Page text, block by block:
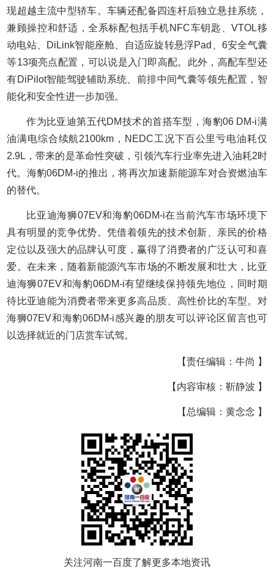
现超越主流中型轿车。车辆还配备四连杆后独立悬挂系统，
兼顾操控和舒适，全系标配包括手机NFC车钥匙、VTOL移
动电站、DiLink智能座舱、自适应旋转悬浮Pad、6安全气囊
等13项亮点配置，可以说是入门即高配。此外，高配车型还
有DiPilot智能驾驶辅助系统、前排中间气囊等领先配置，智
能化和安全性进一步加强。
作为比亚迪第五代DM技术的首搭车型，海豹06 DM-i满
油满电综合续航2100km，NEDC工况下百公里亏电油耗仅
2.9L，带来的是革命性突破，引领汽车行业率先进入油耗2时
代。海豹06DM-i的推出，将再次加速新能源车对合资燃油车
的替代。
比亚迪海狮07EV和海豹06DM-i在当前汽车市场环境下
具有明显的竞争优势。凭借着领先的技术创新、亲民的价格
定位以及强大的品牌认可度，赢得了消费者的广泛认可和喜
爱。在未来，随着新能源汽车市场的不断发展和壮大，比亚
迪海狮07EV和海豹06DM-i有望继续保持领先地位，同时期
待比亚迪能为消费者带来更多高品质、高性价比的车型。对
海狮07EV和海豹06DM-i感兴趣的朋友可以评论区留言也可
以选择就近的门店赏车试驾。
【责任编辑：牛尚 】
【内容审核：靳静波 】
【总编辑：黄念念 】
关注河南一百度了解更多本地资讯